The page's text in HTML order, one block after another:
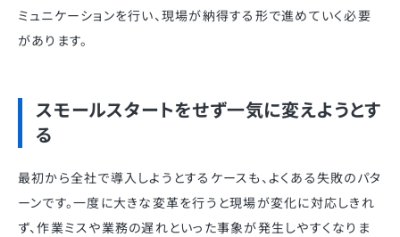
ミュニケーションを行い、現場が納得する形で進めていく必要
があります。
スモールスタートをせず一気に変えようとす
る
最初から全社で導入しようとするケースも、よくある失敗のパタ
ーンです。一度に大きな変革を行うと現場が変化に対応しきれ
ず、作業ミスや業務の遅れといった事象が発生しやすくなりま